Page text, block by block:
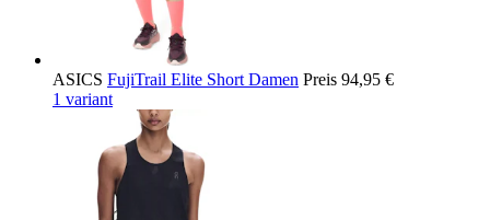
ASICS FujiTrail Elite Short Damen Preis 94,95 €
1 variant